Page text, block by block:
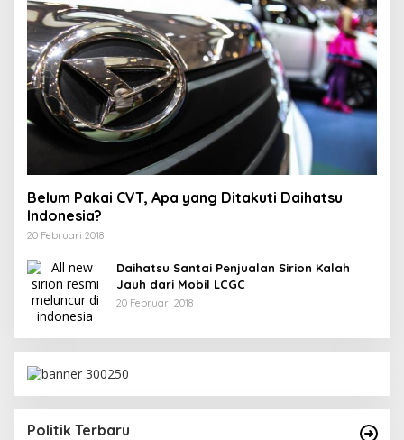
Belum Pakai CVT, Apa yang Ditakuti Daihatsu
Indonesia?
20 Februari 2018
Daihatsu Santai Penjualan Sirion Kalah
Jauh dari Mobil LCGC
20 Februari 2018
Politik Terbaru